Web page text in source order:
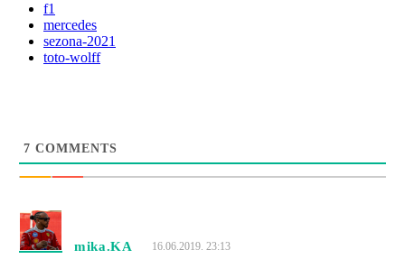
f1
mercedes
sezona-2021
toto-wolff
7 COMMENTS
mika.KA 16.06.2019. 23:13